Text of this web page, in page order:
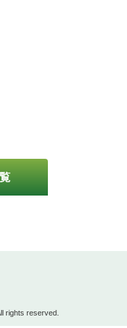
rights reserved.